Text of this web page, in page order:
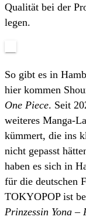
Qualität bei der
legen.
So gibt es in
hier kommen
One Piece. Seit
weiteres Manga-
kümmert, die ins
nicht gepasst
haben es sich in
für die deutschen
TOKYOPOP ist
Prinzessin Yona –